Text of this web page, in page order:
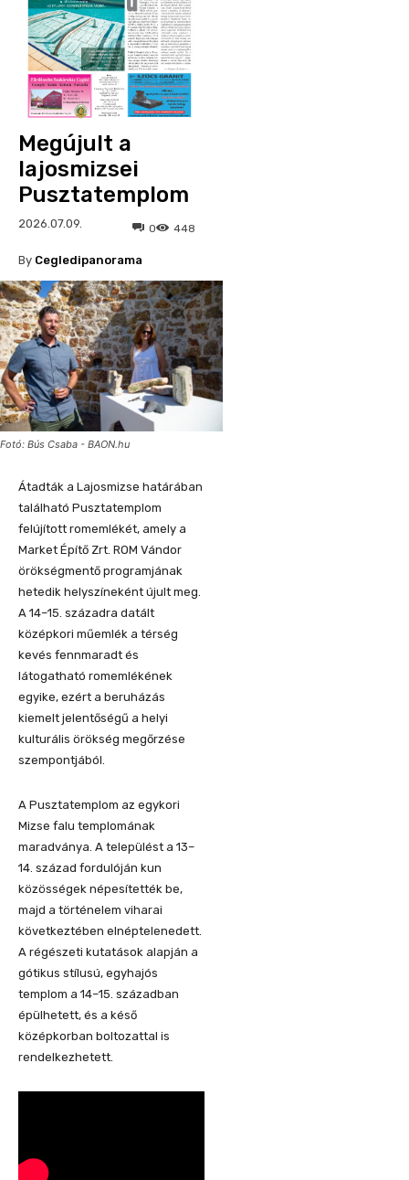
Megújult a
lajosmizsei
Pusztatemplom
2026.07.09. 448
0
By Cegledipanorama
Fotó: Bús Csaba - BAON.hu
Átadták a Lajosmizse határában
található Pusztatemplom
felújított romemlékét, amely a
Market Építő Zrt. ROM Vándor
örökségmentő programjának
hetedik helyszíneként újult meg.
A 14–15. századra datált
középkori műemlék a térség
kevés fennmaradt és
látogatható romemlékének
egyike, ezért a beruházás
kiemelt jelentőségű a helyi
kulturális örökség megőrzése
szempontjából.
A Pusztatemplom az egykori
Mizse falu templomának
maradványa. A települést a 13–
14. század fordulóján kun
közösségek népesítették be,
majd a történelem viharai
következtében elnéptelenedett.
A régészeti kutatások alapján a
gótikus stílusú, egyhajós
templom a 14–15. században
épülhetett, és a késő
középkorban boltozattal is
rendelkezhetett.